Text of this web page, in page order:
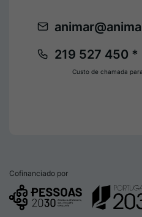
219 527 450 *
Custo de chamada
Cofinanciado por